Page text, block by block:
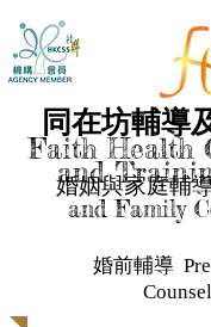
同在坊輔導
Faith Health
and
婚姻與家庭輔
and Family
婚前輔導